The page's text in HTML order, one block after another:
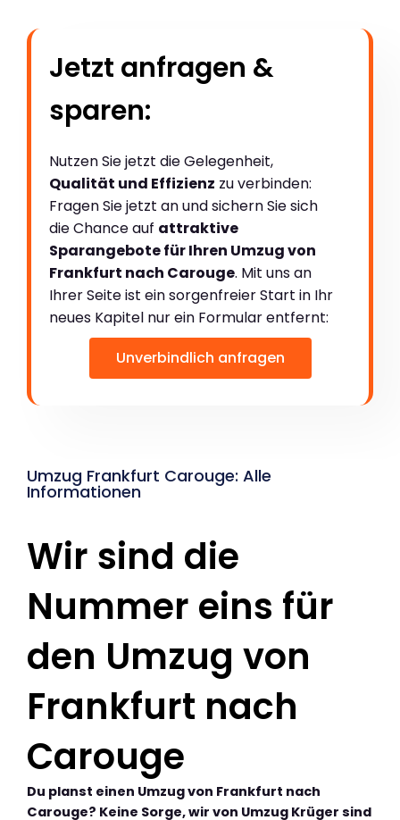
Jetzt anfragen &
sparen:
Nutzen Sie jetzt die Gelegenheit,
Qualität und Effizienz zu verbinden:
Fragen Sie jetzt an und sichern Sie sich
die Chance auf attraktive
Sparangebote für Ihren Umzug von
Frankfurt nach Carouge. Mit uns an
Ihrer Seite ist ein sorgenfreier Start in Ihr
neues Kapitel nur ein Formular entfernt:
Unverbindlich anfragen
Umzug Frankfurt Carouge: Alle
Informationen
Wir sind die
Nummer eins für
den Umzug von
Frankfurt nach
Carouge
Du planst einen Umzug von Frankfurt nach
Carouge? Keine Sorge, wir von Umzug Krüger sind